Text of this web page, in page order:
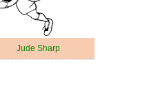
Jude Sharp